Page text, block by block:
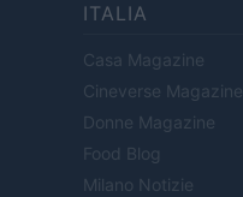
ITALIA
Casa Magazine
Cineverse Magazine
Donne Magazine
Food Blog
Milano Notizie